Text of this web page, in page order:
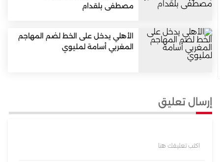
مصطفى بلقدام
الأهلي يدخل على الخط لضم المهاجم
المغربي أسامة لمليوي
إرسال تعليق
اكتب تعليقك هنا